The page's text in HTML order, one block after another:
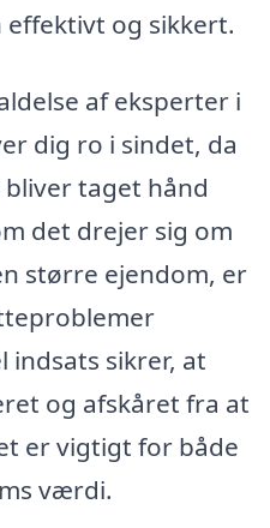
og sikkert.
af eksperter i
dig ro i sindet, da
taget hånd
det drejer sig om
større ejendom, er
indsats sikrer, at
og afskåret fra at
er vigtigt for både
værdi.